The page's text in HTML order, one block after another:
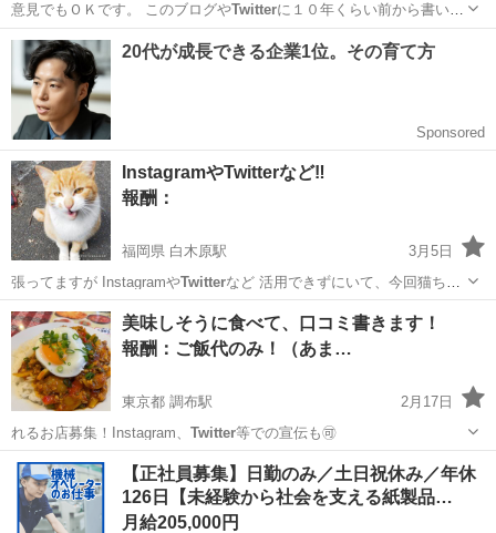
意見でもＯＫです。 このブログやTwitterに１０年くらい前から書いて
るけど、…
神奈川 横浜市 綱島駅 動画
InstagramやTwitterなど‼️
報酬：
福岡県 白木原駅
3月5日
張ってますが InstagramやTwitterなど 活用できずにいて、今回猫ち
ゃ…
福岡 大野城市 白木原駅 Twitter
美味しそうに食べて、口コミ書きます！
報酬：ご飯代のみ！（あま…
東京都 調布駅
2月17日
れるお店募集！Instagram、 Twitter等での宣伝も🉑
東京 調布市 調布駅 手伝いたい/助けたい 口コミ
【正社員募集】日勤のみ／土日祝休み／年休
126日【未経験から社会を支える紙製品…
月給205,000円